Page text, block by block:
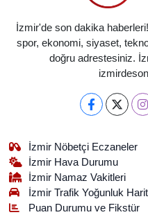
İzmir'de son dakika
spor, ekonomi, siyaset,
doğru adrestesiniz.
İzmir Nöbetçi Eczaneler
İzmir Hava Durumu
İzmir Namaz Vakitleri
İzmir Trafik Yoğunluk
Puan Durumu ve Fikstür